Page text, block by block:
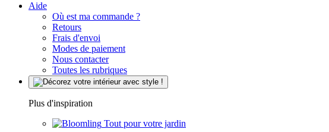
Aide
Où est ma commande ?
Retours
Frais d'envoi
Modes de paiement
Nous contacter
Toutes les rubriques
Plus d'inspiration
Tout pour votre jardin